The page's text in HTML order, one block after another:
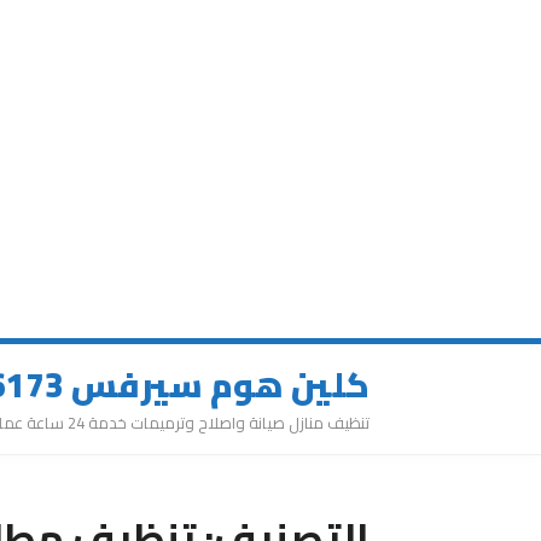
كلين هوم سيرفس 0543626173
تنظيف منازل صيانة واصلاح وترميمات خدمة 24 ساعة عمالة مميزة